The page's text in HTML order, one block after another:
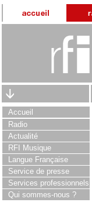
Accueil
Radio
Actualité
RFI Musique
Langue Française
Service de presse
Services professionnels
Qui sommes-nous ?